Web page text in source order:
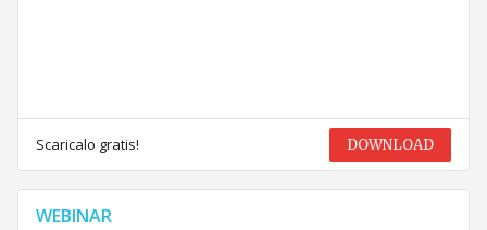
Scaricalo gratis! DOWNLOAD
WEBINAR